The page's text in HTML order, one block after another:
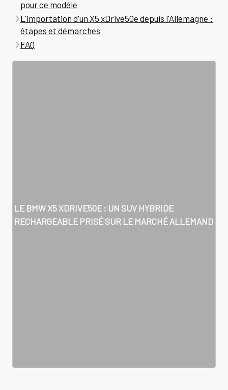
pour ce modèle
L'importation d'un X5 xDrive50e depuis l'Allemagne :
étapes et démarches
FAQ
LE BMW X5 XDRIVE50E : UN SUV HYBRIDE
RECHARGEABLE PRISÉ SUR LE MARCHÉ ALLEMAND